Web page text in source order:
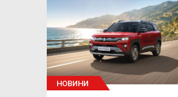
НОВИНИ